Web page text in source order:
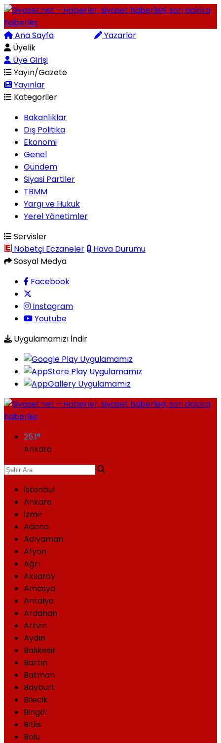
Ana Sayfa
Yazarlar
Üyelik
Üye Girişi
Yayın/Gazete
Yayınlar
Kategoriler
Bakanlıklar
Dış Politika
Ekonomi
Genel
Gündem
Siyasi Partiler
TBMM
Yargı ve Hukuk
Yerel Yönetimler
Servisler
Nöbetçi Eczaneler
Hava Durumu
Sosyal Medya
Facebook
Instagram
Youtube
Uygulamamızı İndir
25.1°
Ankara
İstanbul
Ankara
İzmir
Adana
Adıyaman
Afyon
Ağrı
Aksaray
Amasya
Antalya
Ardahan
Artvin
Aydın
Balıkesir
Bartın
Batman
Bayburt
Bilecik
Bingöl
Bitlis
Bolu